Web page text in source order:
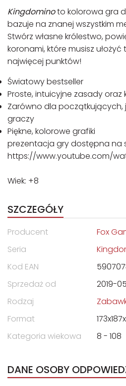
Kingdominoto kolorowa gra
bazuje na znanej wszystkim
Stwórz własne królestwo,
koronami, które musisz ułożyć
najwięcej punktów!
Światowy bestseller
Proste, intuicyjne zasady oraz
Zarówno dla
graczy
Piękne, kolorowe grafiki
prezentacja gry dostępna na
https://www.youtube.com/
Wiek: +8
SZCZEGÓŁY
Producent
Fox
Seria
Kod EAN
Sprzedaż od
2019-
Rodzaj
Format
Kategoria wiekowa
8 - 108
DANE OSOBY